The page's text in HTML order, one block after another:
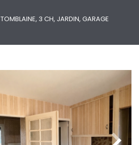
TOMBLAINE, 3 CH, JARDIN, GARAGE